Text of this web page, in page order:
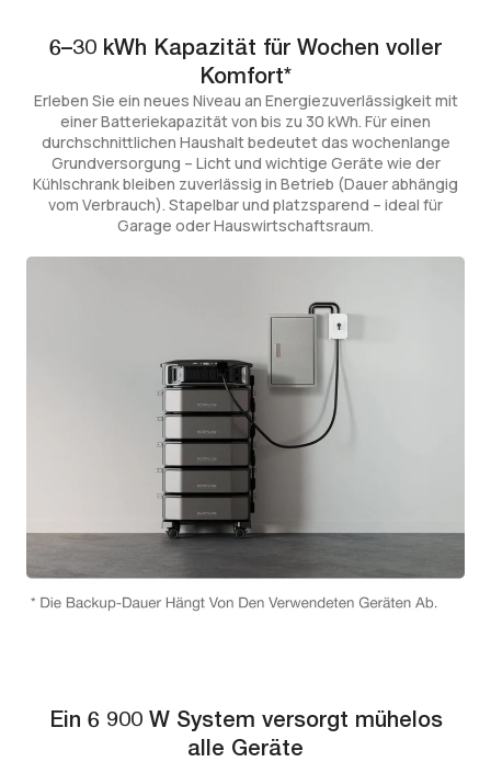
6–30 kWh Kapazität für Wochen voller
Komfort*
Erleben Sie ein neues Niveau an Energiezuverlässigkeit mit
einer Batteriekapazität von bis zu 30 kWh. Für einen
durchschnittlichen Haushalt bedeutet das wochenlange
Grundversorgung – Licht und wichtige Geräte wie der
Kühlschrank bleiben zuverlässig in Betrieb (Dauer abhängig
vom Verbrauch). Stapelbar und platzsparend – ideal für
Garage oder Hauswirtschaftsraum.
Ein 6 900 W System versorgt mühelos
alle Geräte